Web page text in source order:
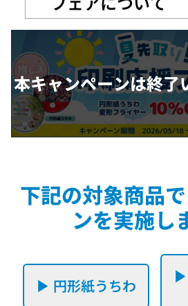
本キャンペーンは終了
下記の対象商品
ンを実施し
▶ 円形紙うちわ
▶